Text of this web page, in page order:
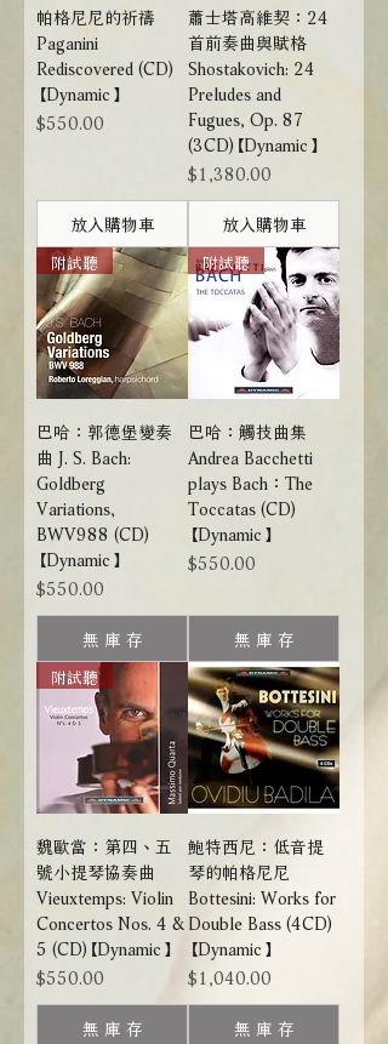
帕格尼尼的祈禱
Paganini
Rediscovered (CD)
【Dynamic】
價格
$550.00
放入購物車
蕭士塔高維契：24
首前奏曲與賦格
Shostakovich: 24
Preludes and
Fugues, Op. 87
(3CD)【Dynamic】
價格
$1,380.00
放入購物車
附試聽
巴哈：郭德堡變奏
曲 J. S. Bach:
Goldberg
Variations,
BWV988 (CD)
【Dynamic】
價格
$550.00
無 庫 存
附試聽
巴哈：觸技曲集
Andrea Bacchetti
plays Bach：The
Toccatas (CD)
【Dynamic】
價格
$550.00
無 庫 存
附試聽
魏歐當：第四、五
號小提琴協奏曲
Vieuxtemps: Violin
Concertos Nos. 4 &
5 (CD)【Dynamic】
價格
$550.00
無 庫 存
鮑特西尼：低音提
琴的帕格尼尼
Bottesini: Works for
Double Bass (4CD)
【Dynamic】
價格
$1,040.00
無 庫 存